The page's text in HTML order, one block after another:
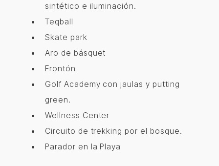
sintético e iluminación.
Teqball
Skate park
Aro de básquet
Frontón
Golf Academy con jaulas y putting
green.
Wellness Center
Circuito de trekking por el bosque.
Parador en la Playa